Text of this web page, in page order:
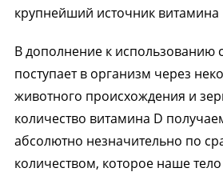
крупнейший источник витамина
В дополнение к использованию
поступает в организм через
животного происхождения и
количество витамина D
абсолютно незначительно по
количеством, которое наше